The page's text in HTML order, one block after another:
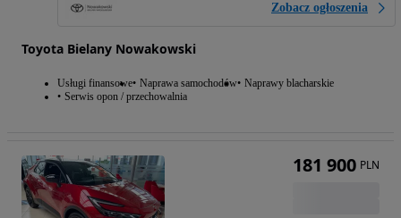
Zobacz ogłoszenia
Toyota Bielany Nowakowski
Usługi finansowe Naprawa samochodów Naprawy blacharskie
Serwis opon / przechowalnia
181 900 PLN